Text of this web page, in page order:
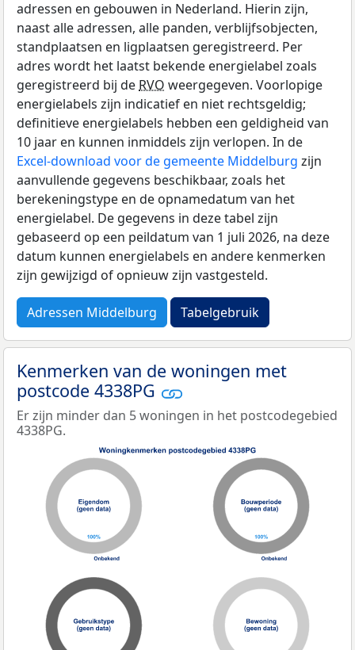
adressen en gebouwen in Nederland. Hierin zijn,
naast alle adressen, alle panden, verblijfsobjecten,
standplaatsen en ligplaatsen geregistreerd. Per
adres wordt het laatst bekende energielabel zoals
geregistreerd bij de RVO weergegeven. Voorlopige
energielabels zijn indicatief en niet rechtsgeldig;
definitieve energielabels hebben een geldigheid van
10 jaar en kunnen inmiddels zijn verlopen. In de
Excel-download voor de gemeente Middelburg zijn
aanvullende gegevens beschikbaar, zoals het
berekeningstype en de opnamedatum van het
energielabel. De gegevens in deze tabel zijn
gebaseerd op een peildatum van 1 juli 2026, na deze
datum kunnen energielabels en andere kenmerken
zijn gewijzigd of opnieuw zijn vastgesteld.
Adressen Middelburg Tabelgebruik
Kenmerken van de woningen met
postcode 4338PG
Er zijn minder dan 5 woningen in het postcodegebied
4338PG.